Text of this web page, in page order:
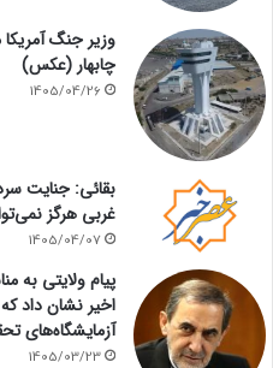
وزیر جنگ
چابهار (عکس)
1405/04/26
بقائی: جنایت
غربی هرگز
1405/04/07
پیام ولایتی
اخیر نشان داد
آزمایشگاه‌های
1405/03/23